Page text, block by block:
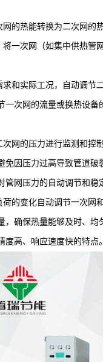
热能转换为二次网的
次网（如集中供热管
实际工况，自动调节
一次网的流量或换热设
的压力进行监测和控
免因压力过高导致管道
网压力的自动调节和稳
变化自动调节一次网
，确保热量能够及时、
高、响应速度快的特点。